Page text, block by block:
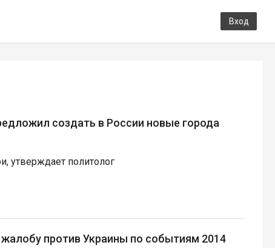
Вход
создать в России новые города
утверждает политолог
против Украины по событиям 2014